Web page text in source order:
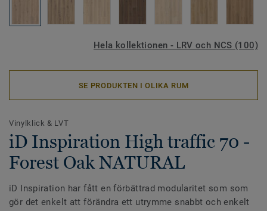
Hela kollektionen - LRV och NCS (100)
SE PRODUKTEN I OLIKA RUM
Vinylklick & LVT
iD Inspiration High traffic 70 -
Forest Oak NATURAL
iD Inspiration har fått en förbättrad modularitet som som
gör det enkelt att förändra ett utrymme snabbt och enkelt